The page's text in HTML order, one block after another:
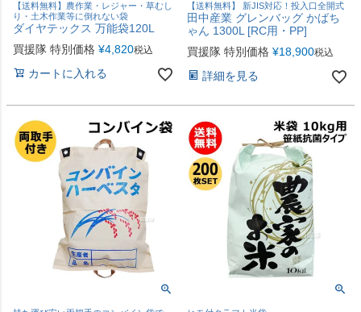
【送料無料】農作業・レジャー・草むし
り・土木作業等に倒れない袋
ダイヤテックス 万能袋120L
買援隊 特別価格 ¥4,820税込
カートに入れる
【送料無料】 新JIS対応！投入口全開式
田中産業 グレンバッグ かばち
ゃん 1300L [RC用・PP]
買援隊 特別価格 ¥18,900税込
詳細を見る